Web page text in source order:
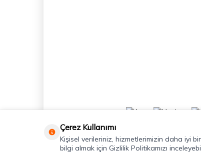
Çerez Kullanımı
Kişisel verileriniz, hizmetlerimizin daha iyi
bilgi almak için Gizlilik Politikamızı